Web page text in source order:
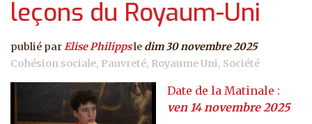
leçons du Royaum-Uni
publié parElise Philippsle dim 30 novembre 2025
Cohésion sociale Pauvreté Royaume Uni Société
ven 14 novembre 2025